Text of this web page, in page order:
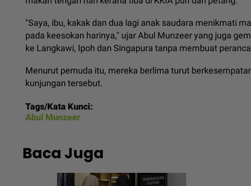
"Saya, ibu, kakak dan dua lagi anak saudara menikmati
pada keesokan harinya," ujar Abul Munzeer yang juga
ke Langkawi, Ipoh dan Singapura tanpa membuat
Menurut pemuda itu, mereka berlima turut
kunjungan tersebut.
Tags/Kata Kunci:
Abul Munzeer
Baca Juga